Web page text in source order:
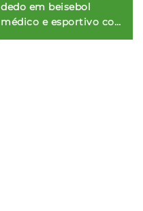
dedo em beisebol
médico e esportivo com
alumínio e espuma